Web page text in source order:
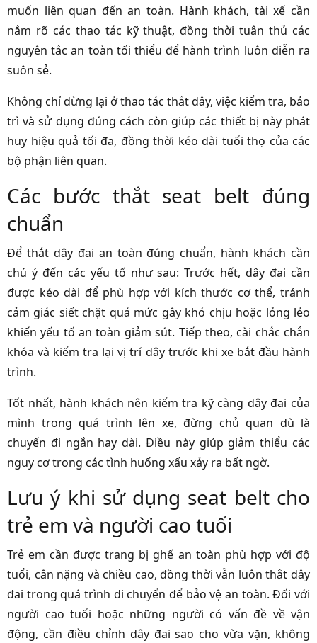
muốn liên quan đến an toàn. Hành khách, tài xế cần
nắm rõ các thao tác kỹ thuật, đồng thời tuân thủ các
nguyên tắc an toàn tối thiểu để hành trình luôn diễn ra
suôn sẻ.
Không chỉ dừng lại ở thao tác thắt dây, việc kiểm tra, bảo
trì và sử dụng đúng cách còn giúp các thiết bị này phát
huy hiệu quả tối đa, đồng thời kéo dài tuổi thọ của các
bộ phận liên quan.
Các bước thắt seat belt đúng
chuẩn
Để thắt dây đai an toàn đúng chuẩn, hành khách cần
chú ý đến các yếu tố như sau: Trước hết, dây đai cần
được kéo dài để phù hợp với kích thước cơ thể, tránh
cảm giác siết chặt quá mức gây khó chịu hoặc lỏng lẻo
khiến yếu tố an toàn giảm sút. Tiếp theo, cài chắc chắn
khóa và kiểm tra lại vị trí dây trước khi xe bắt đầu hành
trình.
Tốt nhất, hành khách nên kiểm tra kỹ càng dây đai của
mình trong quá trình lên xe, đừng chủ quan dù là
chuyến đi ngắn hay dài. Điều này giúp giảm thiểu các
nguy cơ trong các tình huống xấu xảy ra bất ngờ.
Lưu ý khi sử dụng seat belt cho
trẻ em và người cao tuổi
Trẻ em cần được trang bị ghế an toàn phù hợp với độ
tuổi, cân nặng và chiều cao, đồng thời vẫn luôn thắt dây
đai trong quá trình di chuyển để bảo vệ an toàn. Đối với
người cao tuổi hoặc những người có vấn đề về vận
động, cần điều chỉnh dây đai sao cho vừa vặn, không